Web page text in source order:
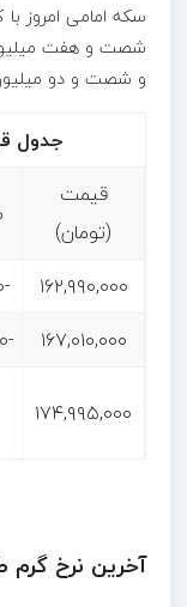
و شصت و دو
جدول قیمت 3 روز
قیمت
(تومان)
۱۶۲,۹۹۰,۰۰۰ -۴,۰۲۰,۰۰۰.۰۰
۱۶۷,۰۱۰,۰۰۰
-۷,۹۸۵,۰۰۰.۰۰
۱۷۴,۹۹۵,۰۰۰
آخرین نرخ گرم طلا ۱۸